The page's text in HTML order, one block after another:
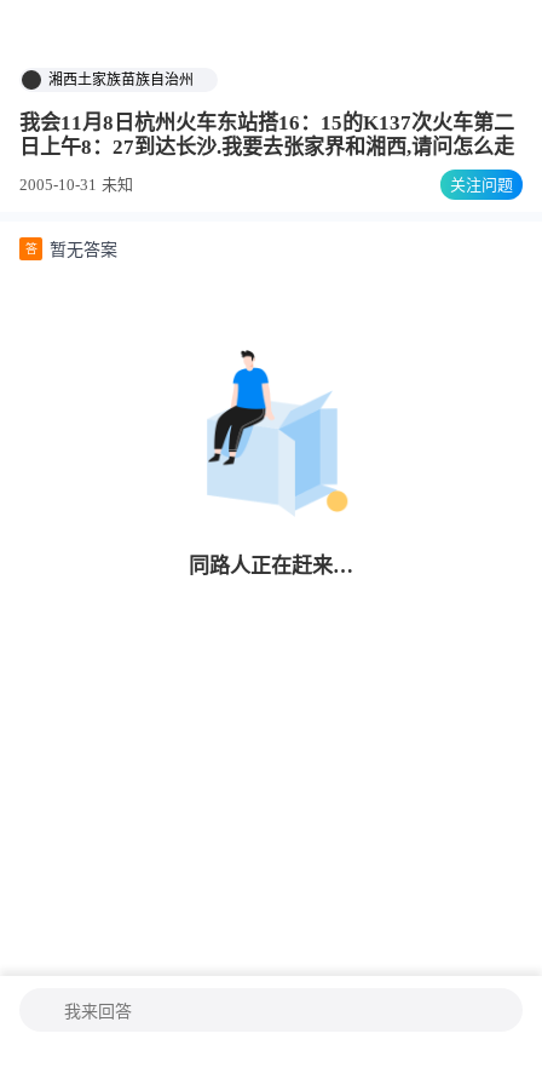
湘西土家族苗族自治州
我会11月8日杭州火车东站搭16：15的K137次火车第二
日上午8：27到达长沙.我要去张家界和湘西,请问怎么走
2005-10-31 未知 关注问题
答 暂无答案
同路人正在赶来…